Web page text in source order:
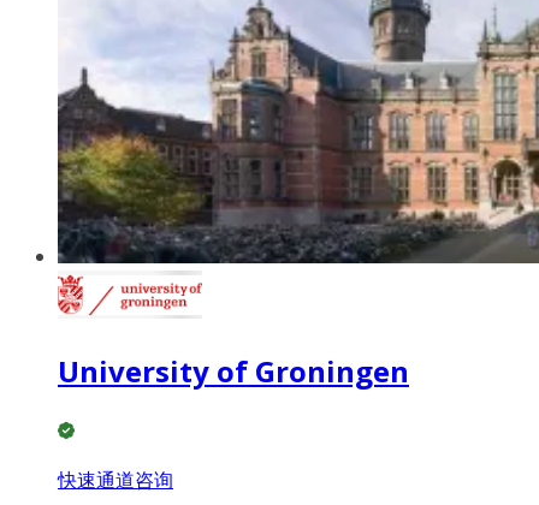
University of Groningen
快速通道咨询